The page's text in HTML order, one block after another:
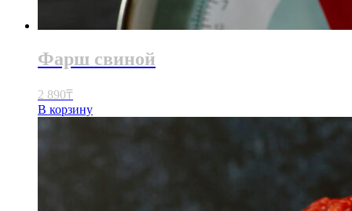
Фарш свиной
2 890₸
В корзину